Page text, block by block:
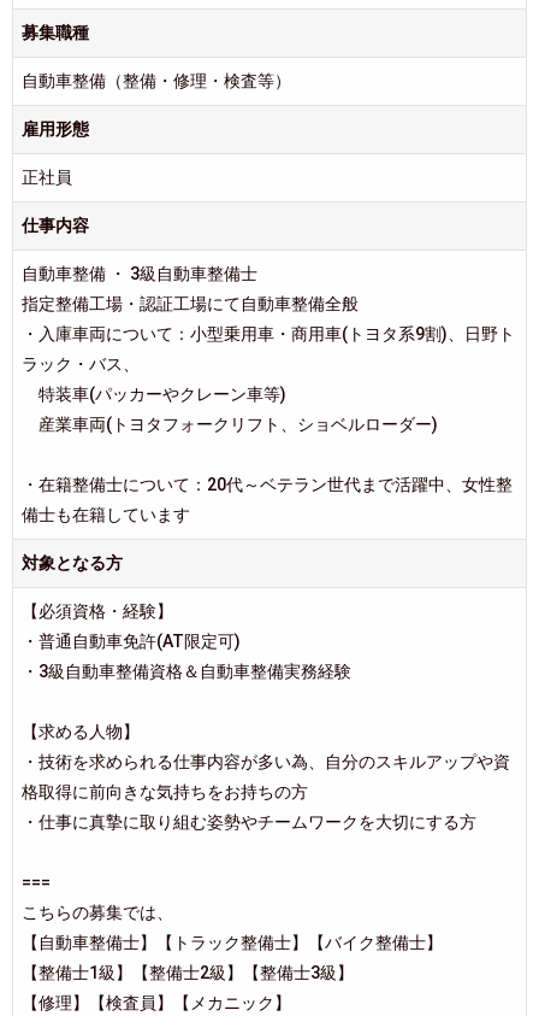
募集職種
自動車整備（整備・修理・検査等）
雇用形態
正社員
仕事内容
自動車整備 ・ 3級自動車整備士
指定整備工場・認証工場にて自動車整備全般
・入庫車両について：小型乗用車・商用車(トヨタ系9割)、日野ト
ラック・バス、
特装車(パッカーやクレーン車等)
産業車両(トヨタフォークリフト、ショベルローダー)
・在籍整備士について：20代～ベテラン世代まで活躍中、女性整
備士も在籍しています
対象となる方
【必須資格・経験】
・普通自動車免許(AT限定可)
・3級自動車整備資格＆自動車整備実務経験
【求める人物】
・技術を求められる仕事内容が多い為、自分のスキルアップや資
格取得に前向きな気持ちをお持ちの方
・仕事に真摯に取り組む姿勢やチームワークを大切にする方
===
こちらの募集では、
【自動車整備士】【トラック整備士】【バイク整備士】
【整備士1級】【整備士2級】【整備士3級】
【修理】【検査員】【メカニック】